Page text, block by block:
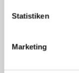
Statistiken
Marketing